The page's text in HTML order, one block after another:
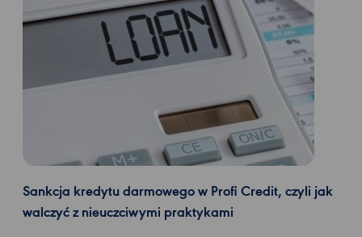
Sankcja kredytu darmowego w Profi Credit, czyli jak
walczyć z nieuczciwymi praktykami